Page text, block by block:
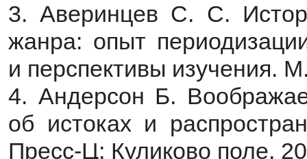
3. Аверинцев С. С.
жанра: опыт
и перспективы изучения.
4. Андерсон Б.
об истоках и
Пресс-Ц; Куликово поле,